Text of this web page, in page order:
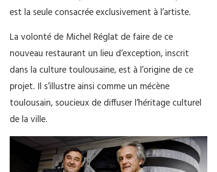
est la seule consacrée exclusivement à l’artiste.
La volonté de Michel Réglat de faire de ce
nouveau restaurant un lieu d’exception, inscrit
dans la culture toulousaine, est à l’origine de ce
projet. Il s’illustre ainsi comme un mécène
toulousain, soucieux de diffuser l’héritage culturel
de la ville.